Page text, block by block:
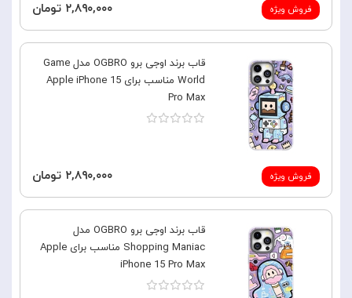
فروش ویژه ۲,۸۹۰,۰۰۰ تومان
فروش ویژه
قاب برند اوجی برو OGBRO مدل Game
World مناسب برای Apple iPhone 15
Pro Max
۲,۸۹۰,۰۰۰ تومان
قاب برند اوجی برو OGBRO مدل
Shopping Maniac مناسب برای Apple
iPhone 15 Pro Max